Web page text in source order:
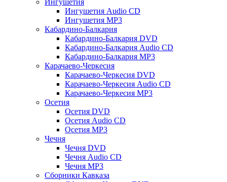
Ингушетия
Ингушетия Audio CD
Ингушетия MP3
Кабардино-Балкария
Кабардино-Балкария DVD
Кабардино-Балкария Audio CD
Кабардино-Балкария MP3
Карачаево-Черкесия
Карачаево-Черкесия DVD
Карачаево-Черкесия Audio CD
Карачаево-Черкесия MP3
Осетия
Осетия DVD
Осетия Audio CD
Осетия MP3
Чечня
Чечня DVD
Чечня Audio CD
Чечня MP3
Сборники Кавказа